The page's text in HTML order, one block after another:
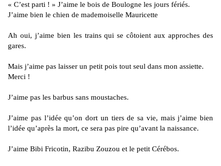
« C’est parti ! » J’aime le bois de Boulogne les jours fériés.
J’aime bien le chien de mademoiselle Mauricette
Ah oui, j’aime bien les trains qui se côtoient aux approches des
gares.
Mais j’aime pas laisser un petit pois tout seul dans mon assiette.
Merci !
J’aime pas les barbus sans moustaches.
J’aime pas l’idée qu’on dort un tiers de sa vie, mais j’aime bien
l’idée qu’après la mort, ce sera pas pire qu’avant la naissance.
J’aime Bibi Fricotin, Razibu Zouzou et le petit Cérébos.